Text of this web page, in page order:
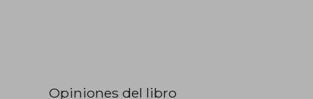
Opiniones del libro